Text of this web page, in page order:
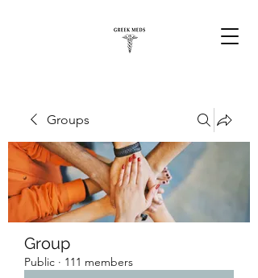
Groups
Group
Public · 111 members